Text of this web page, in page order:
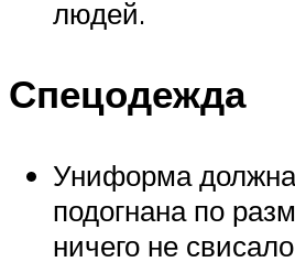
людей.
Спецодежда
Униформа
подогнана по
ничего не